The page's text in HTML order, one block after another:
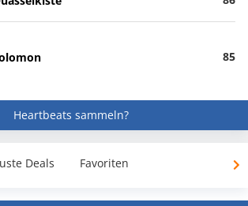
85
Heartbeats sammeln?
Deals Favoriten